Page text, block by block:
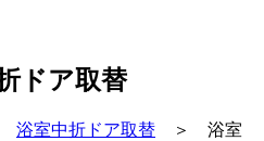
ドア取替
浴室中折ドア取替 ＞ 浴室